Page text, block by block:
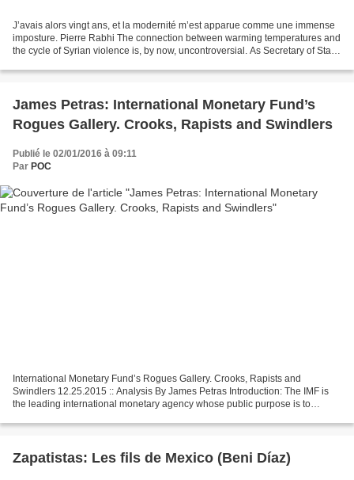
J’avais alors vingt ans, et la modernité m’est apparue comme une immense
imposture. Pierre Rabhi The connection between warming temperatures and
the cycle of Syrian violence is, by now, uncontroversial. As Secretary of State
James Petras: International Monetary Fund’s
Rogues Gallery. Crooks, Rapists and Swindlers
Publié le 02/01/2016 à 09:11
Par POC
International Monetary Fund’s Rogues Gallery. Crooks, Rapists and
Swindlers 12.25.2015 :: Analysis By James Petras Introduction: The IMF is
the leading international monetary agency whose public purpose is to
Zapatistas: Les fils de Mexico (Beni Díaz)